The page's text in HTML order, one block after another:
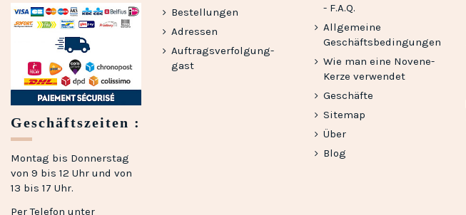
Geschäftszeiten :
Montag bis Donnerstag
von 9 bis 12 Uhr und von
13 bis 17 Uhr.
Per Telefon unter
Bestellungen
Adressen
Auftragsverfolgung-
gast
- F.A.Q.
Allgemeine
Geschäftsbedingungen
Wie man eine Novene-
Kerze verwendet
Geschäfte
Sitemap
Über
Blog